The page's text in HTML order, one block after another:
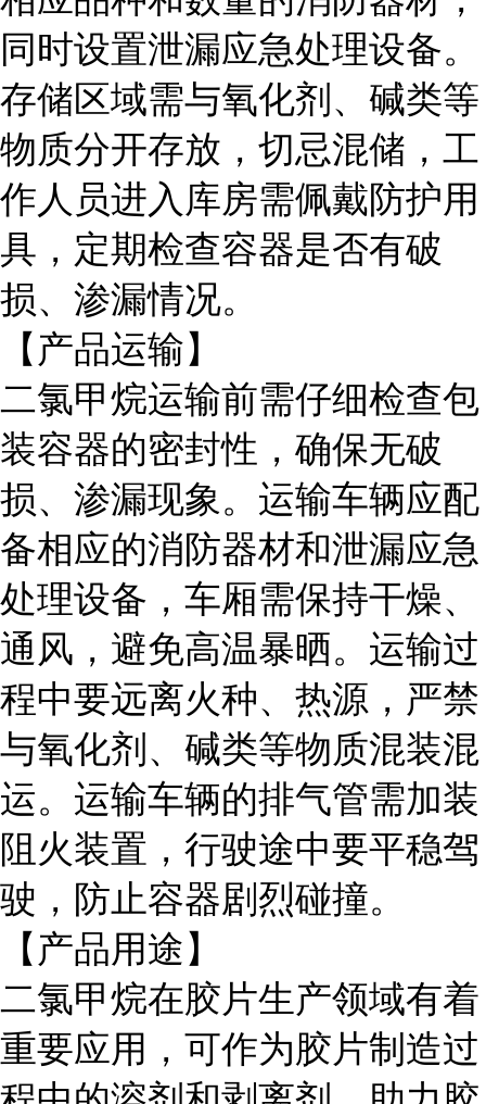
同时设置泄漏应急处理设备。
存储区域需与氧化剂、碱类等
物质分开存放，切忌混储，工
作人员进入库房需佩戴防护用
具，定期检查容器是否有破
损、渗漏情况。
【产品运输】
二氯甲烷运输前需仔细检查包
装容器的密封性，确保无破
损、渗漏现象。运输车辆应配
备相应的消防器材和泄漏应急
处理设备，车厢需保持干燥、
通风，避免高温暴晒。运输过
程中要远离火种、热源，严禁
与氧化剂、碱类等物质混装混
运。运输车辆的排气管需加装
阻火装置，行驶途中要平稳驾
驶，防止容器剧烈碰撞。
【产品用途】
二氯甲烷在胶片生产领域有着
重要应用，可作为胶片制造过